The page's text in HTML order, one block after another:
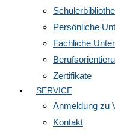
Persönliche
Fachliche
Zertifikate
SERVICE
Anmeldung zu
Kontakt